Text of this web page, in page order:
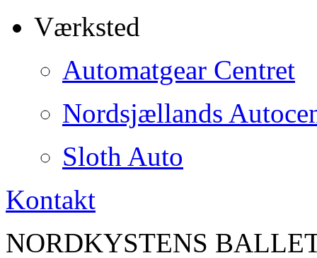
Værksted
Automatgear Centret
Nordsjællands
Sloth Auto
Kontakt
NORDKYSTENS